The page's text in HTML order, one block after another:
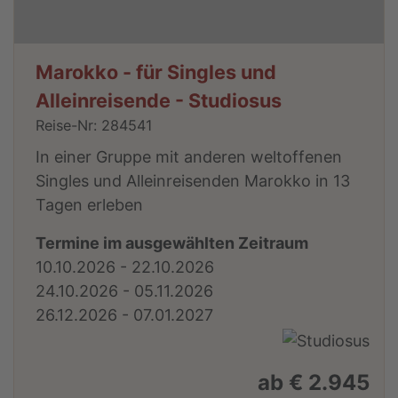
Marokko - für Singles und
Alleinreisende - Studiosus
Reise-Nr: 284541
In einer Gruppe mit anderen weltoffenen
Singles und Alleinreisenden Marokko in 13
Tagen erleben
Termine im ausgewählten Zeitraum
10.10.2026 - 22.10.2026
24.10.2026 - 05.11.2026
26.12.2026 - 07.01.2027
ab € 2.945